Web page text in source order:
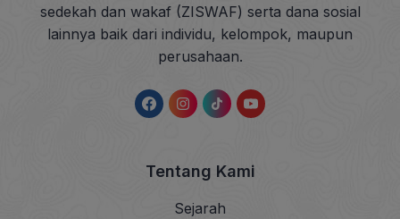
sedekah dan wakaf (ZISWAF) serta dana sosial
lainnya baik dari individu, kelompok, maupun
perusahaan.
Tentang Kami
Sejarah